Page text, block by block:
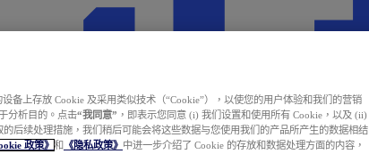
备上存放 Cookie 及采用类似技术（“Cookie”），以使您的用户体验和我们的营销
分析目的。点击“我同意” ，即表示您同意 (i) 我们设置和使用所有 Cookie，以及 (ii)
后续处理措施，我们稍后可能会将这些数据与您使用我们的产品所产生的数据相结
政策》 和 《隐私政策》 中进一步介绍了 Cookie 的存放和数据处理方面的内容，